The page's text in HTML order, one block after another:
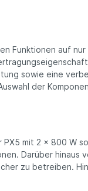
Funktionen auf
sowie eine
der
mit 2 x 800 W
Darüber hinaus
zu betreiben.